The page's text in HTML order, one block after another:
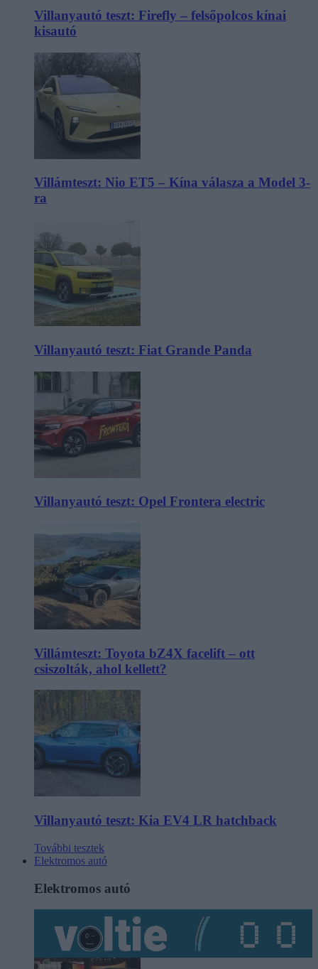
Villanyautó teszt: Firefly – felsőpolcos kínai
kisautó
Villámteszt: Nio ET5 – Kína válasza a Model 3-
ra
Villanyautó teszt: Fiat Grande Panda
Villanyautó teszt: Opel Frontera electric
Villámteszt: Toyota bZ4X facelift – ott
csiszolták, ahol kellett?
Villanyautó teszt: Kia EV4 LR hatchback
További tesztek
Elektromos autó
Elektromos autó